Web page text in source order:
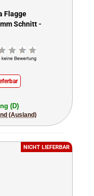
Flagge
Schnitt -
(D)
(Ausland)
NICHT LIEFERBAR